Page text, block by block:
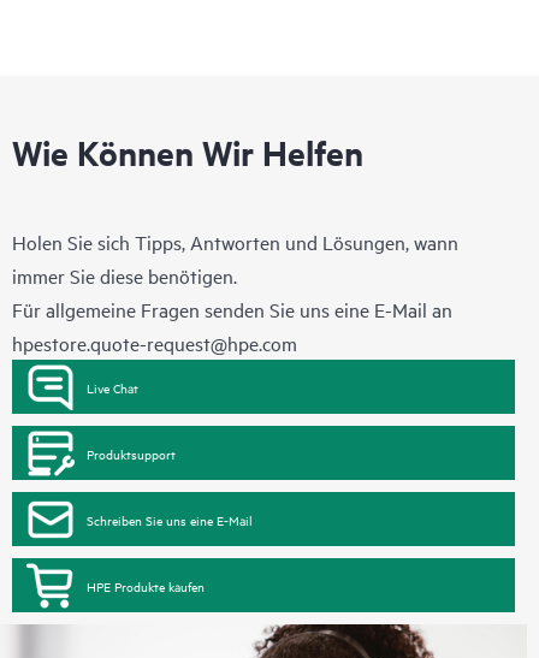
Wie Können Wir Helfen
Holen Sie sich Tipps, Antworten und Lösungen, wann
immer Sie diese benötigen.
Für allgemeine Fragen senden Sie uns eine E-Mail an
hpestore.quote-request@hpe.com
Live Chat
Produktsupport
Schreiben Sie uns eine E-Mail
HPE Produkte kaufen